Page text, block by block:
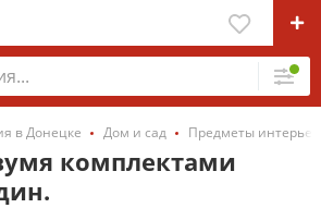
в Донецке Дом и сад Предметы
комплектами